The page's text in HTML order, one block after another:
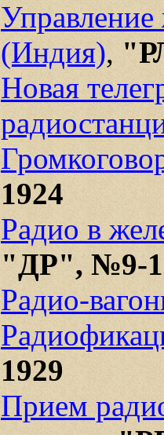
(Индия),
Новая
1924
Радио в
"ДР", №9-
Радио-
1929
Прием